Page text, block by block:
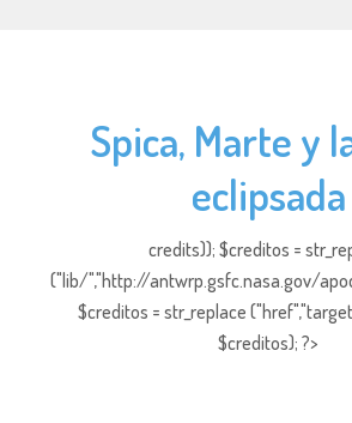
Spica, Marte y
eclipsada
credits)); $creditos =
("lib/","http://antwrp.gsfc.nasa.gov/
$creditos = str_replace
$creditos); ?>